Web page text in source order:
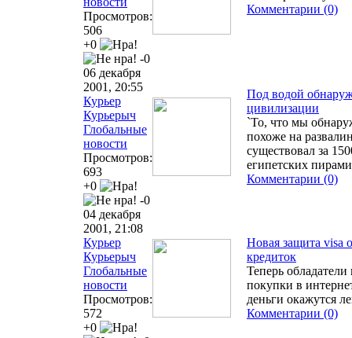
Просмотров:
506
+0
-0
Комментарии (0)
06 декабря
2001, 20:55
Курьер
Курьерыч
Глобальные
новости
Просмотров:
693
+0
-0
Под водой
цивилизации
`То, что мы
похоже на
существовал за
египетских
Комментарии (0)
04 декабря
2001, 21:08
Курьер
Курьерыч
Глобальные
новости
Просмотров:
572
+0
Новая защита visa
кредиток
Теперь обладатели
покупки в
деньги окажутся
Комментарии (0)